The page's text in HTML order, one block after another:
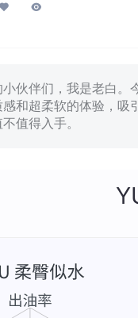
小伙伴们，我是老白
和超柔软的体验，
值得入手。